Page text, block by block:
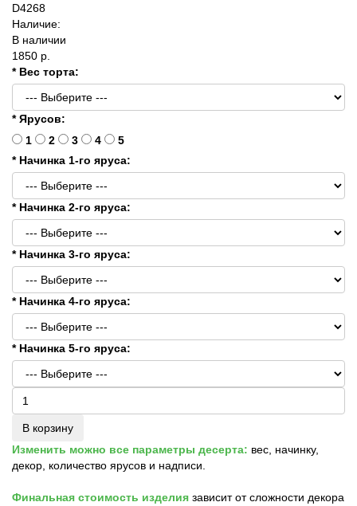
D4268
Наличие:
В наличии
1850 р.
* Вес торта:
* Ярусов:
1
2 3 4
5
* Начинка 1-го яруса:
* Начинка 2-го яруса:
* Начинка 3-го яруса:
* Начинка 4-го яруса:
* Начинка 5-го яруса:
В корзину
Изменить можно все параметры десерта: вес, начинку,
декор, количество ярусов и надписи.
Финальная стоимость изделия зависит от сложности декора